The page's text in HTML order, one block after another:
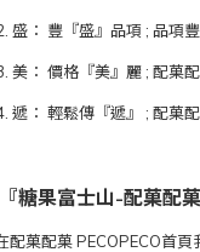
盛： 豐『盛』品項 ; 品項
美： 價格『美』麗 ; 配菓
遞： 輕鬆傳『遞』 ; 配菓
糖果富士山-配菓配菓
配菓配菓 PECOPECO首頁